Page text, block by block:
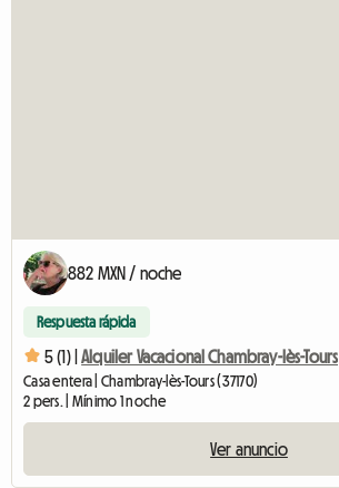
882 MXN / noche
Respuesta rápida
5 (1) | Alquiler Vacacional Chambray-lès-Tours
Casa entera | Chambray-lès-Tours (37170)
2 pers. | Mínimo 1 noche
Ver anuncio